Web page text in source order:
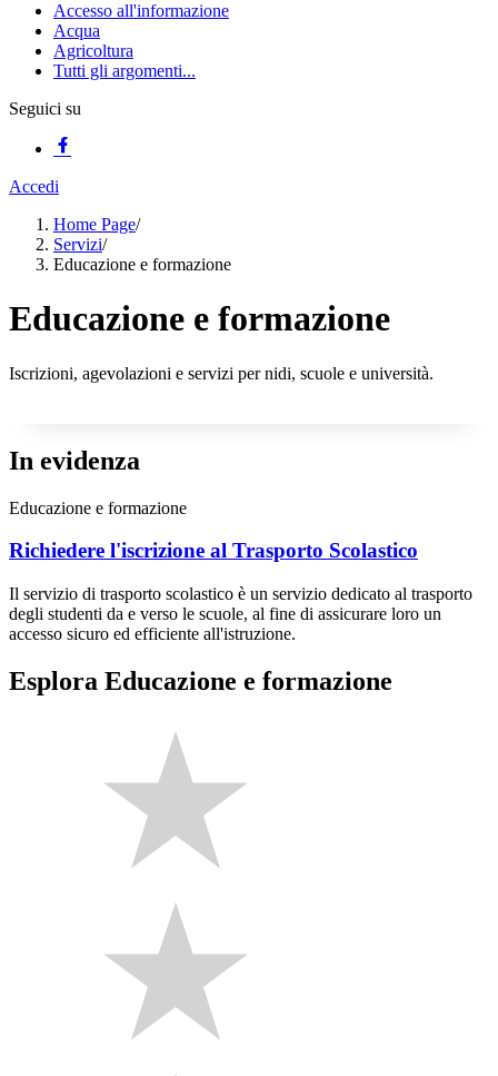
Accesso all'informazione
Acqua
Agricoltura
Tutti gli argomenti...
Seguici su
Accedi
Home Page/
Servizi/
Educazione e formazione
Educazione e formazione
Iscrizioni, agevolazioni e servizi per nidi, scuole e università.
In evidenza
Educazione e formazione
Richiedere l'iscrizione al Trasporto Scolastico
Il servizio di trasporto scolastico è un servizio dedicato al trasporto
degli studenti da e verso le scuole, al fine di assicurare loro un
accesso sicuro ed efficiente all'istruzione.
Esplora Educazione e formazione